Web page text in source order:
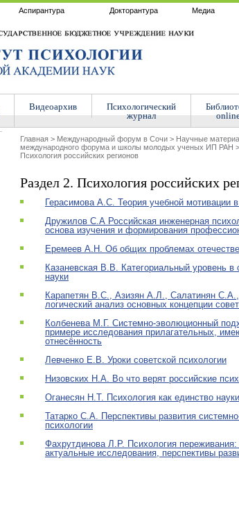
Аспирантура Докторантура Медиа
Видеоархив
Психологический
журнал
Главная > Международный форум в Сочи > Научные
международного форума и школы молодых ученых ИП РАН >
Психология российских регионов
Раздел 2. Психология российских
Герасимова А.С. Теория учебной мотивации
Дружилов С.А Российская инженерная
основа изучения и формирования
Еремеев А.Н. Об общих проблемах
Казаневская В.В. Категориальный уровень в
науки
Карапетян В.С., Азизян А.Л., Салатинян
логический анализ основных концепции
Колбенева М.Г. Системно-эволюционный
примере исследования прилагательных,
отнесённость
Левченко Е.В. Уроки советской психологии
Низовских Н.А. Во что верят российские
Оганесян Н.Т. Психология как единство
Татарко С.А. Перспективы развития
психологии
Фахрутдинова Л.Р. Психология переживания:
актуальные исследования, перспективы